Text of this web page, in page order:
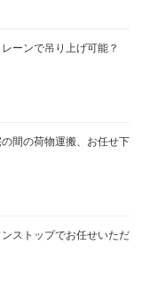
ーンで吊り上げ可能？
間の荷物運搬、お任せ下
ストップでお任せいただ